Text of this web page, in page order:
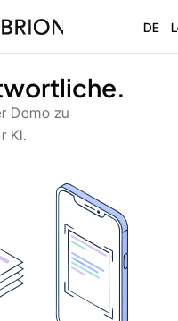
DE
Demo zu
KI.